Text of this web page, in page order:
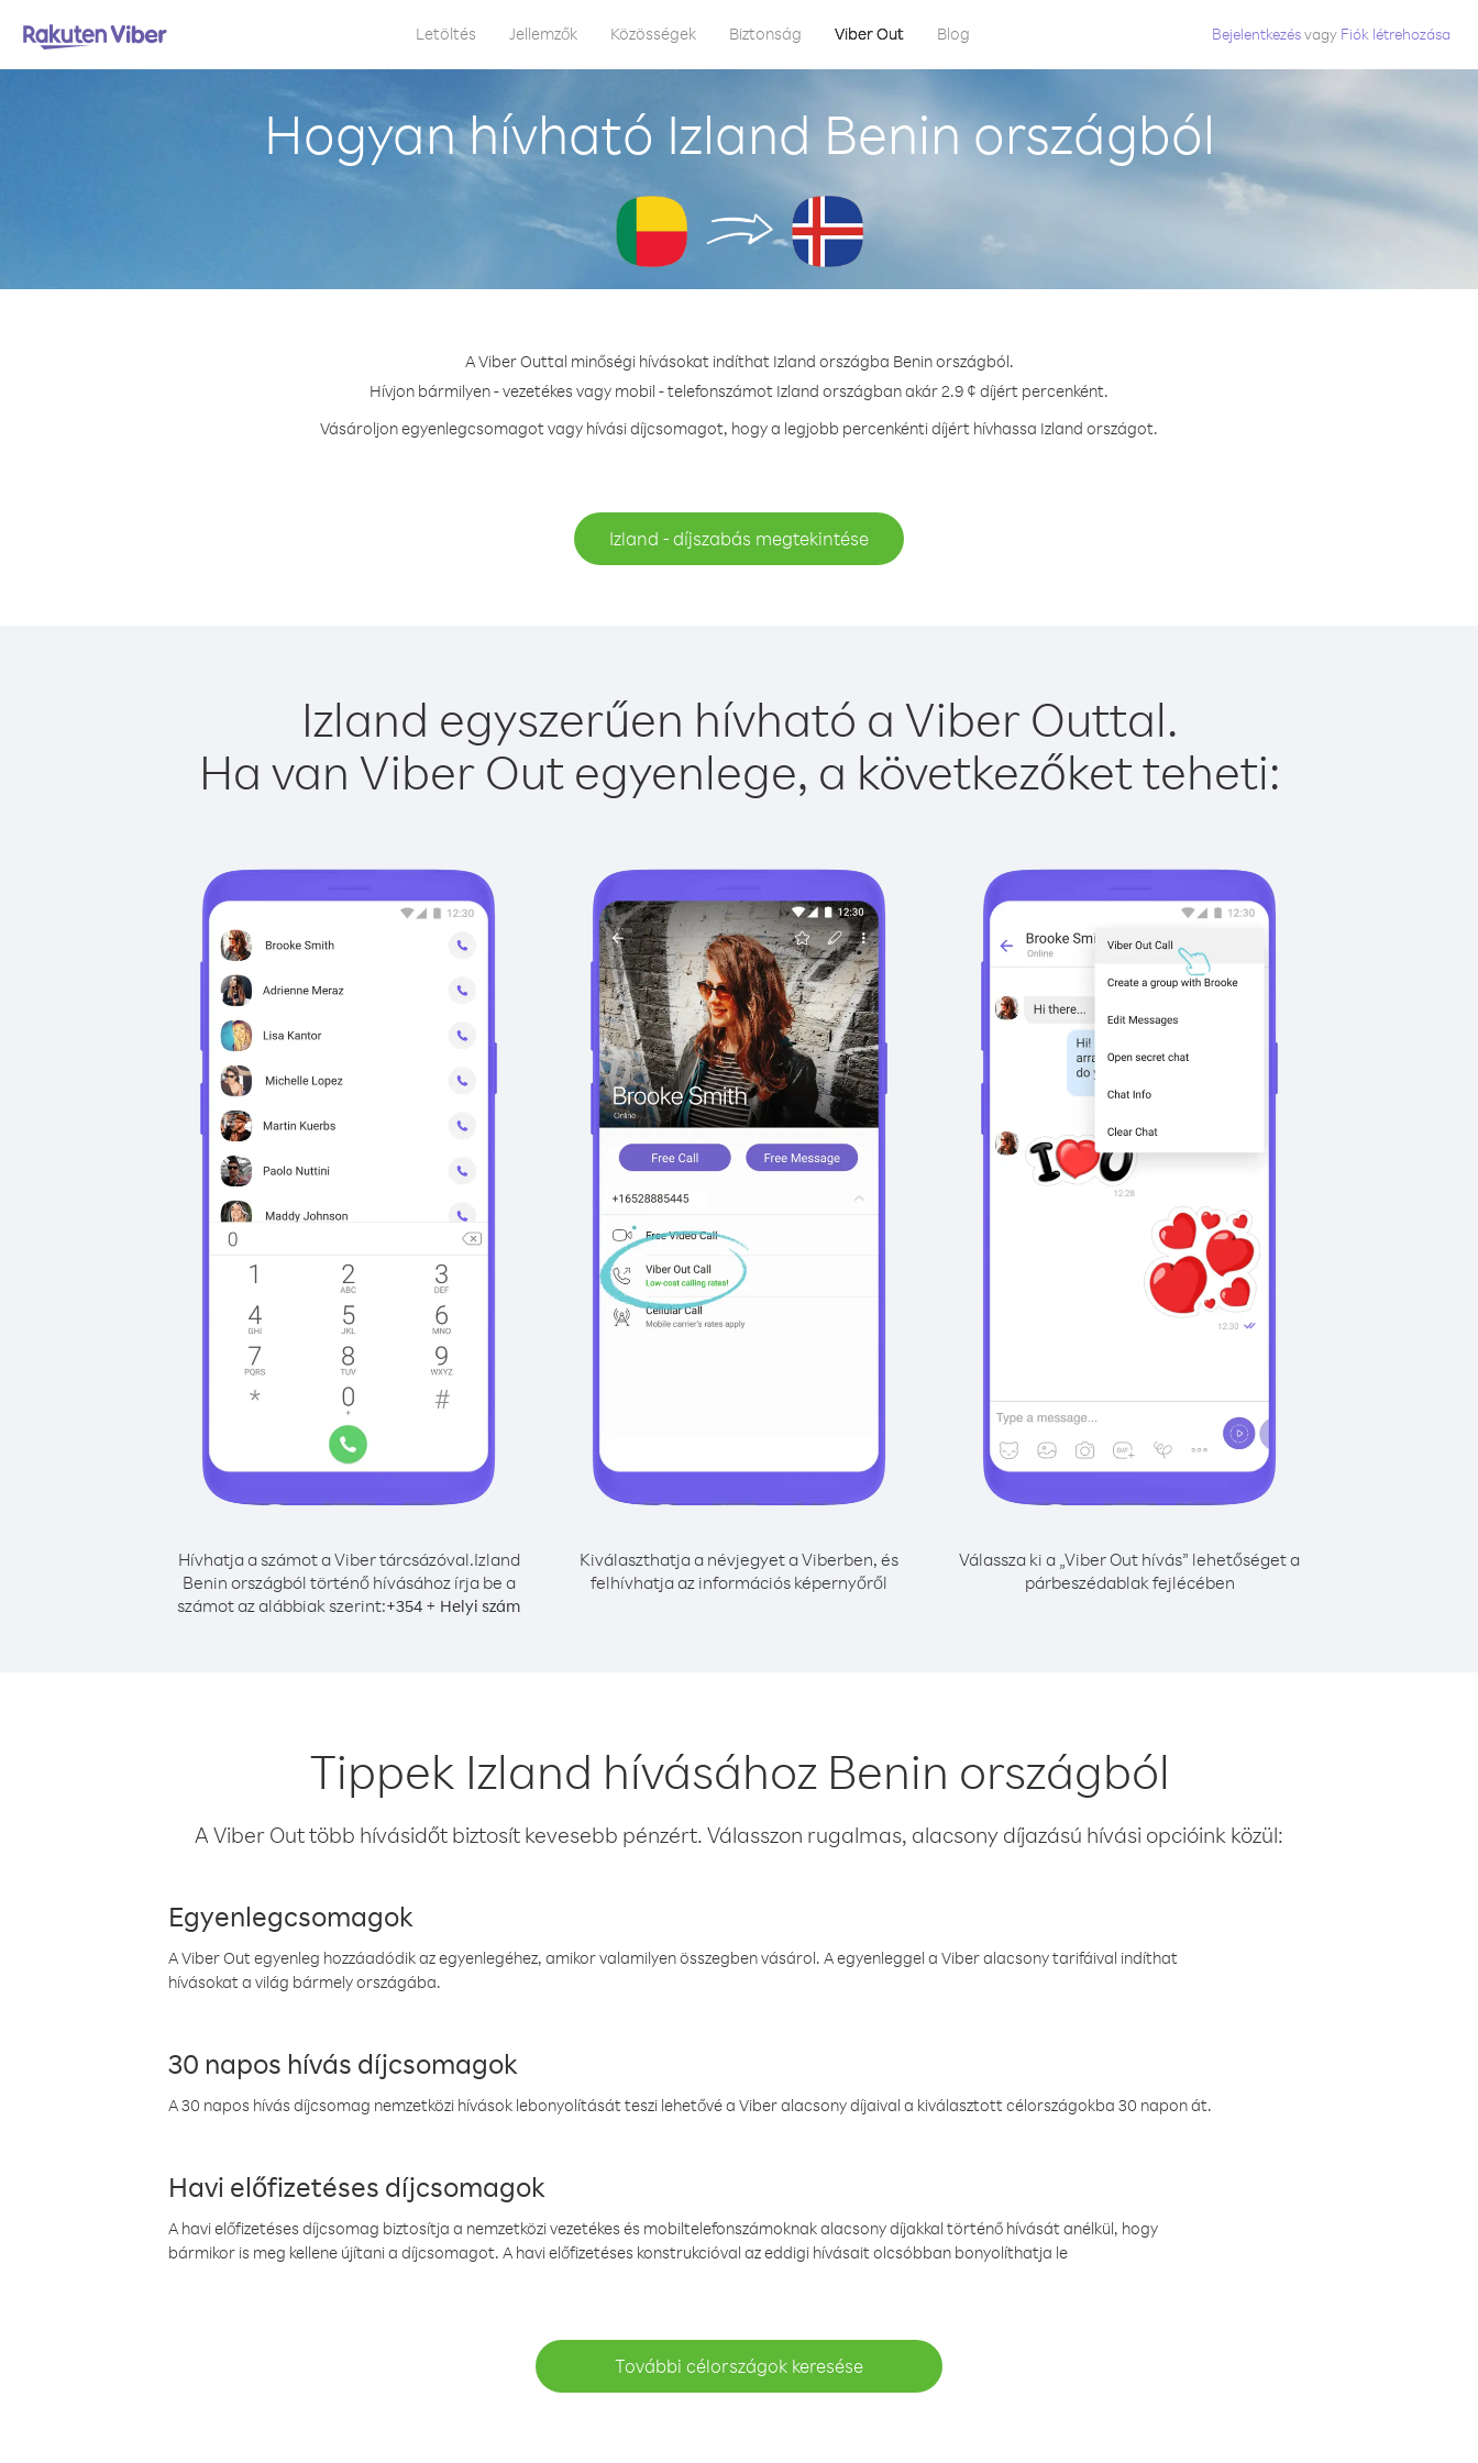
Letöltés Jellemzők Közösségek Biztonság Viber Out Blog Bejelentkezésvagy Fiók létrehozása
Hogyan hívható Izland Benin országból
A Viber Outtal minőségi hívásokat indíthat Izland országba Benin országból.
Hívjon bármilyen - vezetékes vagy mobil - telefonszámot Izland országban akár 2.9 ¢ díjért percenként.
Vásároljon egyenlegcsomagot vagy hívási díjcsomagot, hogy a legjobb percenkénti díjért hívhassa Izland országot.
Izland - díjszabás megtekintése
Izland egyszerűen hívható a Viber Outtal.
Ha van Viber Out egyenlege, a következőket teheti:
Hívhatja a számot a Viber tárcsázóval.Izland
Benin országból történő hívásához írja be a
számot az alábbiak szerint:+354 + Helyi szám
Kiválaszthatja a névjegyet a Viberben, és
felhívhatja az információs képernyőről
Válassza ki a „Viber Out hívás” lehetőséget a
párbeszédablak fejlécében
Tippek Izland hívásához Benin országból
A Viber Out több hívásidőt biztosít kevesebb pénzért. Válasszon rugalmas, alacsony díjazású hívási opcióink közül:
Egyenlegcsomagok
A Viber Out egyenleg hozzáadódik az egyenlegéhez, amikor valamilyen összegben vásárol. A egyenleggel a Viber alacsony tarifáival indíthat
hívásokat a világ bármely országába.
30 napos hívás díjcsomagok
A 30 napos hívás díjcsomag nemzetközi hívások lebonyolítását teszi lehetővé a Viber alacsony díjaival a kiválasztott célországokba 30 napon át.
Havi előfizetéses díjcsomagok
A havi előfizetéses díjcsomag biztosítja a nemzetközi vezetékes és mobiltelefonszámoknak alacsony díjakkal történő hívását anélkül, hogy
bármikor is meg kellene újítani a díjcsomagot. A havi előfizetéses konstrukcióval az eddigi hívásait olcsóbban bonyolíthatja le
További célországok keresése